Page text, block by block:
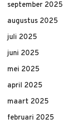
september 2025
augustus 2025
juli 2025
juni 2025
mei 2025
april 2025
maart 2025
februari 2025